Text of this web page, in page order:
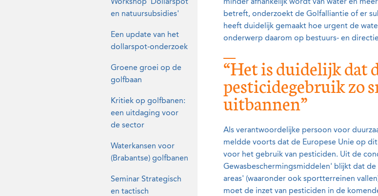
minder afhankelijk wordt van water én
betreft, onderzoekt de Golfalliantie of er
heeft duidelijk gemaakt hoe urgent de
onderwerp daarom op bestuurs- en
“Het is duidelijk dat
pesticidegebruik zo
uitbannen”
Als verantwoordelijke persoon voor
meldde voorts dat de Europese Unie op
voor het gebruik van pesticiden. Uit de
Gewasbeschermingsmiddelen' blijkt dat
areas' (waaronder ook sportterreinen
moet de inzet van pesticiden in de
Workshop 'Dollarspot
en natuursubsidies'
Een update van het
dollarspot-onderzoek
Groene groei op de
golfbaan
Kritiek op golfbanen:
een uitdaging voor
de sector
Waterkansen voor
(Brabantse) golfbanen
Seminar Strategisch
en tactisch